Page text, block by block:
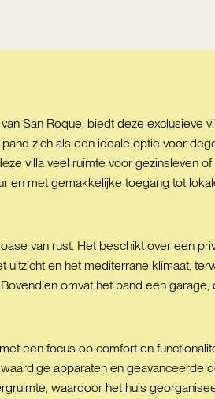
San Roque, biedt deze
zich als een ideale optie voor
villa veel ruimte voor gezinsleven
en met gemakkelijke toegang tot
van rust. Het beschikt over een
uitzicht en het mediterrane klimaat,
omvat het pand een
een focus op comfort en
apparaten en
waardoor het huis